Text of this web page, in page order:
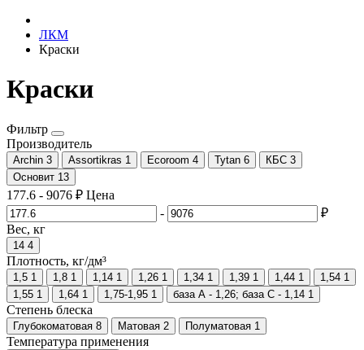
ЛКМ
Краски
Краски
Фильтр
Производитель
Archin 3 Assortikras 1 Ecoroom 4 Tytan 6 КБС 3
Основит 13
177.6 - 9076 ₽ Цена
-
₽
Вес, кг
14 4
Плотность, кг/дм³
1,5 1 1,8 1 1,14 1 1,26 1 1,34 1 1,39 1 1,44 1 1,54 1
1,55 1 1,64 1 1,75-1,95 1 база А - 1,26; база С - 1,14 1
Степень блеска
Глубокоматовая 8 Матовая 2 Полуматовая 1
Температура применения